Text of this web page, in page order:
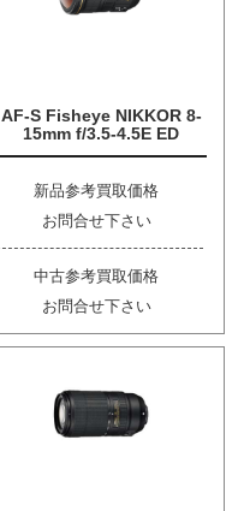
AF-S Fisheye NIKKOR 8-
15mm f/3.5-4.5E ED
新品参考買取価格
お問合せ下さい
中古参考買取価格
お問合せ下さい